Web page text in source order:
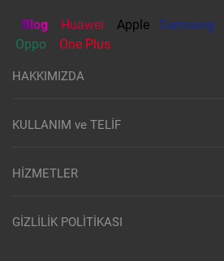
Blog Huawei Apple Samsung
Oppo
One Plus
HAKKIMIZDA
KULLANIM ve TELİF
HİZMETLER
GİZLİLİK POLİTİKASI